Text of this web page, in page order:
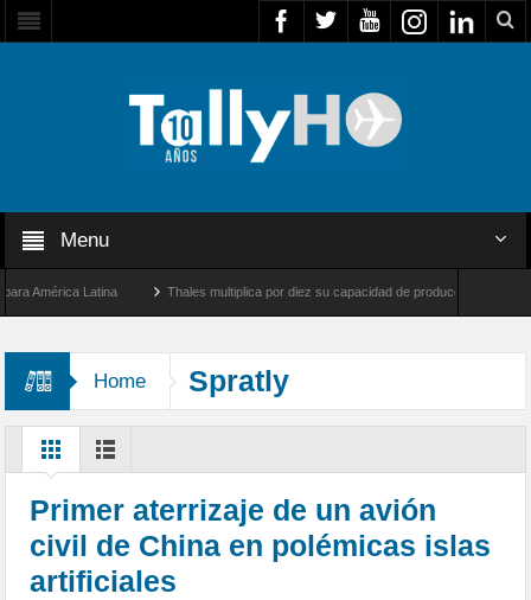
Menu
América Latina Thales multiplica por diez su capacidad de producción de radares
Home Spratly
Primer aterrizaje de un avión
civil de China en polémicas islas
artificiales